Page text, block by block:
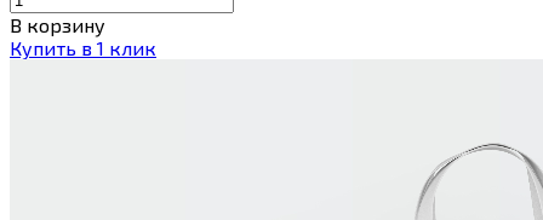
В корзину
Купить в 1 клик